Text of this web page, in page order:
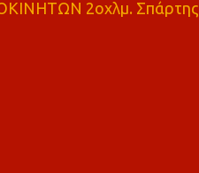
2οχλμ. Σπάρτης